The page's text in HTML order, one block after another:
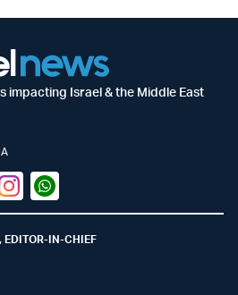
impacting Israel & the Middle East
Whatsapp
EDITOR-IN-CHIEF